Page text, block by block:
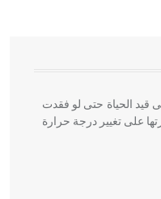
الواجهات
قيد الحياة حتى لو فقدت
على تغيير درجة حرارة